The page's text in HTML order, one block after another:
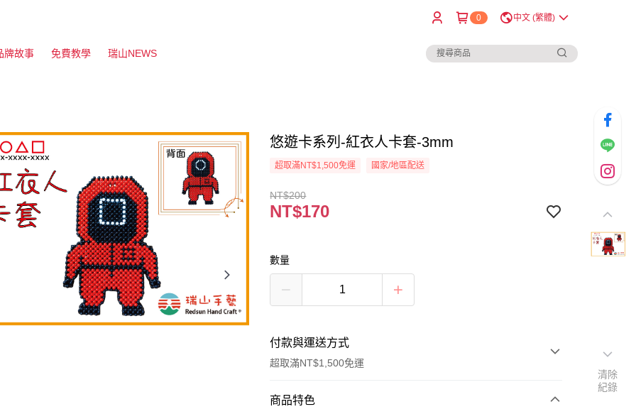
0 中文 (繁體)
牌故事 免費教學 瑞山NEWS
悠遊卡系列-紅衣人卡套-3mm
超取滿NT$1,500免運 國家/地區配送
NT$200
NT$170
數量
付款與運送方式
超取滿NT$1,500免運
付款方式
商品特色
清除
紀錄